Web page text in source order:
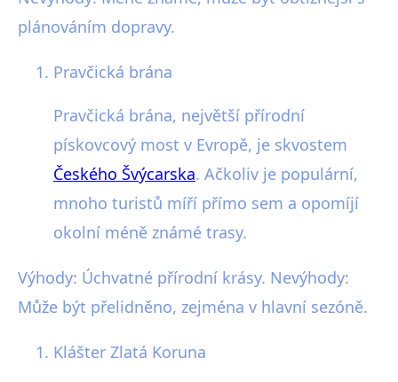
plánováním dopravy.
Pravčická brána
Pravčická brána, největší přírodní
pískovcový most v Evropě, je skvostem
Českého Švýcarska. Ačkoliv je populární,
mnoho turistů míří přímo sem a opomíjí
okolní méně známé trasy.
Výhody: Úchvatné přírodní krásy. Nevýhody:
Může být přelidněno, zejména v hlavní sezóně.
Klášter Zlatá Koruna